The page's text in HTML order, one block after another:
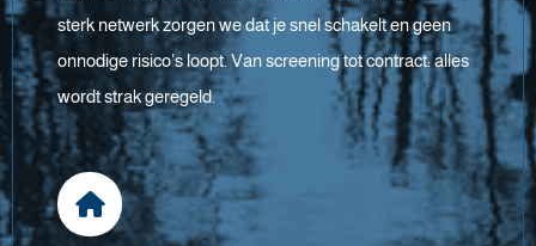
sterk netwerk zorgen we dat je snel schakelt en geen
onnodige risico’s loopt. Van screening tot contract: alles
wordt strak geregeld.